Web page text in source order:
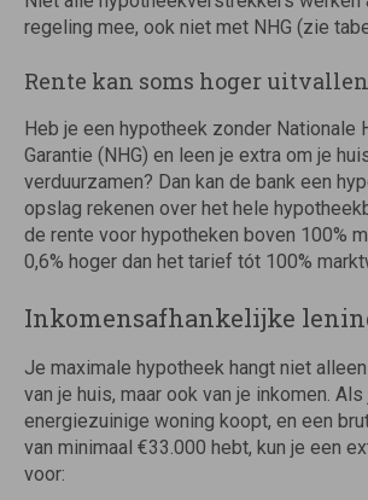
regeling mee, ook niet met NHG (zie
Rente kan soms hoger uitvallen
Heb je een hypotheek zonder Nationale
Garantie (NHG) en leen je extra om je
verduurzamen? Dan kan de bank een
opslag rekenen over het hele
de rente voor hypotheken boven 100%
0,6% hoger dan het tarief tót 100%
Inkomensafhankelijke
Je maximale hypotheek hangt niet
van je huis, maar ook van je inkomen. Als
energiezuinige woning koopt, en een
van minimaal €33.000 hebt, kun je een
voor: